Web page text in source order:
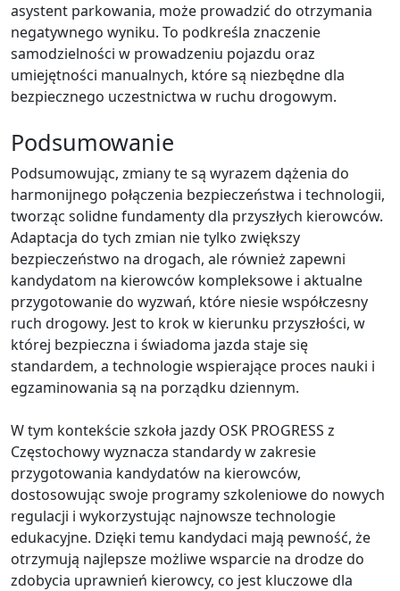
asystent parkowania, może prowadzić do otrzymania
negatywnego wyniku. To podkreśla znaczenie
samodzielności w prowadzeniu pojazdu oraz
umiejętności manualnych, które są niezbędne dla
bezpiecznego uczestnictwa w ruchu drogowym.
Podsumowanie
Podsumowując, zmiany te są wyrazem dążenia do
harmonijnego połączenia bezpieczeństwa i technologii,
tworząc solidne fundamenty dla przyszłych kierowców.
Adaptacja do tych zmian nie tylko zwiększy
bezpieczeństwo na drogach, ale również zapewni
kandydatom na kierowców kompleksowe i aktualne
przygotowanie do wyzwań, które niesie współczesny
ruch drogowy. Jest to krok w kierunku przyszłości, w
której bezpieczna i świadoma jazda staje się
standardem, a technologie wspierające proces nauki i
egzaminowania są na porządku dziennym.
W tym kontekście szkoła jazdy OSK PROGRESS z
Częstochowy wyznacza standardy w zakresie
przygotowania kandydatów na kierowców,
dostosowując swoje programy szkoleniowe do nowych
regulacji i wykorzystując najnowsze technologie
edukacyjne. Dzięki temu kandydaci mają pewność, że
otrzymują najlepsze możliwe wsparcie na drodze do
zdobycia uprawnień kierowcy, co jest kluczowe dla